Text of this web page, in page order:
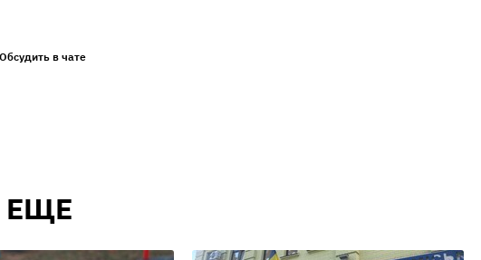
Обсудить в чате
ЕЩЕ